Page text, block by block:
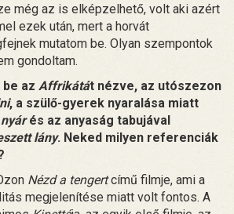
még az is elképzelhető, volt aki azért
ezek után, mert a horvát
mutatom be. Olyan szempontok
gondoltam.
az Affrikátát nézve, az utószezon
, a szülő-gyerek nyaralása miatt
és az anyaság tabujával
lány. Neked milyen referenciák
Nézd a tengertcímű filmje, ami a
megjelenítése miatt volt fontos. A